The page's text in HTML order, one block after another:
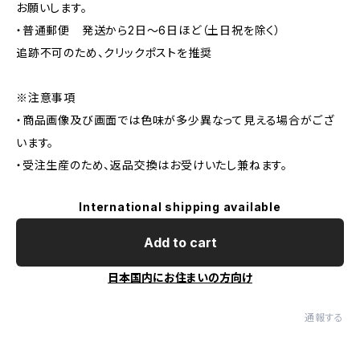
お願いします。
・普通郵便 発送から2日〜6日ほど（土日祝を除く）
追跡不可のため、クリックポストを推奨
※注意事項
・商品画像及び画面では色味が多少異なって見える場合がござ
います。
・受注生産のため、返品交換はお受けいたし兼ねます。
International shipping available
Add to cart
日本国内にお住まいの方向け
通報する